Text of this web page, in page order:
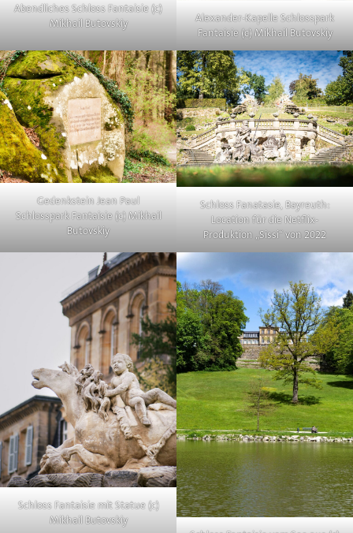
Abendliches Schloss Fantaisie (c)
Mikhail Butovskiy
Alexander-Kapelle Schlosspark
Fantaisie (c) Mikhail Butovskiy
Gedenkstein Jean Paul
Schlosspark Fantaisie (c) Mikhail
Butovskiy
Schloss Fanatasie, Bayreuth:
Location für die Netflix-
Produktion „Sissi“ von 2022
Schloss Fantaisie mit Statue (c)
Mikhail Butovskiy